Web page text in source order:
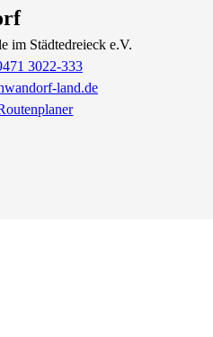
im Städtedreieck e.V.
3022-333
land.de